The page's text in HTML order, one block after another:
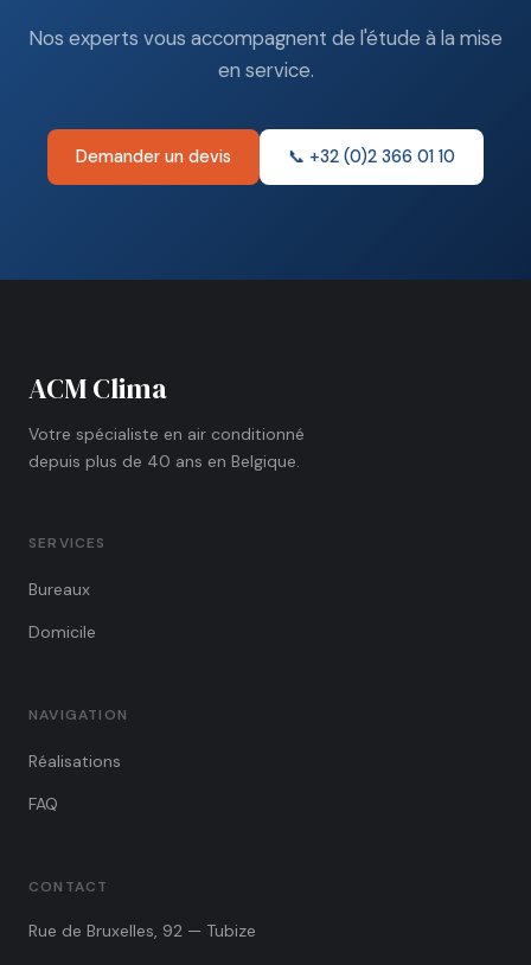
Nos experts vous accompagnent de l'étude à la mise
en service.
Demander un devis 📞 +32 (0)2 366 01 10
ACM Clima
Votre spécialiste en air conditionné
depuis plus de 40 ans en Belgique.
SERVICES
Bureaux
Domicile
NAVIGATION
Réalisations
FAQ
CONTACT
Rue de Bruxelles, 92 — Tubize